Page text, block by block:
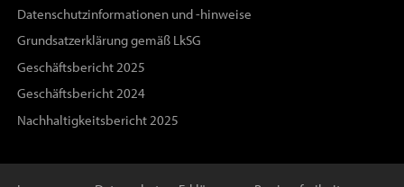
Datenschutzinformationen und -hinweise
Grundsatzerklärung gemäß LkSG
Geschäftsbericht 2025
Geschäftsbericht 2024
Nachhaltigkeitsbericht 2025